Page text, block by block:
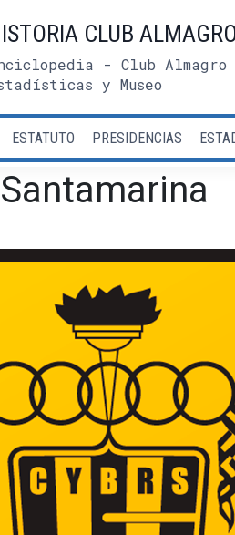
CLUB
- Club
y Museo
ESTATUTO PRESIDENCIAS